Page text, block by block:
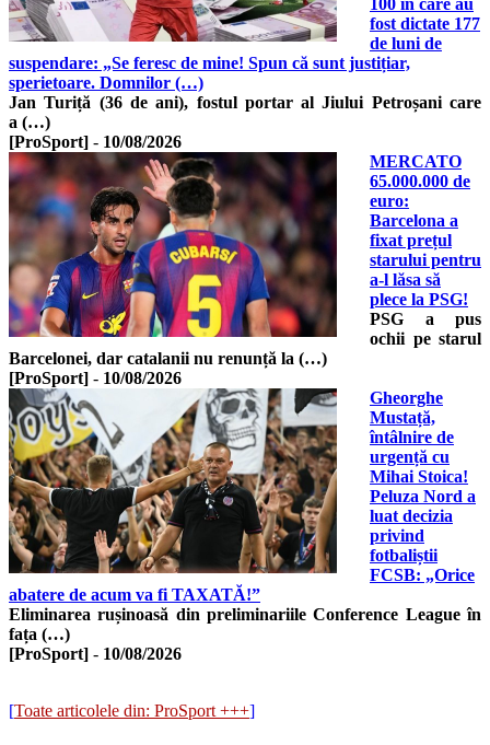
100 în care au
fost dictate 177
de luni de
suspendare: „Se feresc de mine! Spun că sunt justițiar,
sperietoare. Domnilor (…)
Jan Turiță (36 de ani), fostul portar al Jiului Petroșani care
a (…)
[ProSport] - 10/08/2026
MERCATO
65.000.000 de
euro:
Barcelona a
fixat prețul
starului pentru
a-l lăsa să
plece la PSG!
PSG a pus
ochii pe starul
Barcelonei, dar catalanii nu renunță la (…)
[ProSport] - 10/08/2026
Gheorghe
Mustață,
întâlnire de
urgență cu
Mihai Stoica!
Peluza Nord a
luat decizia
privind
fotbaliștii
FCSB: „Orice
abatere de acum va fi TAXATĂ!”
Eliminarea rușinoasă din preliminariile Conference League în
fața (…)
[ProSport] - 10/08/2026
[Toate articolele din: ProSport +++]